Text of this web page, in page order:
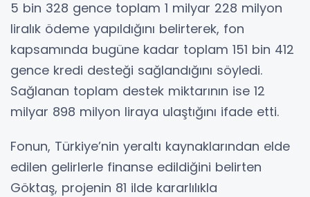
5 bin 328 gence toplam 1 milyar 228 milyon
liralık ödeme yapıldığını belirterek, fon
kapsamında bugüne kadar toplam 151 bin 412
gence kredi desteği sağlandığını söyledi.
Sağlanan toplam destek miktarının ise 12
milyar 898 milyon liraya ulaştığını ifade etti.
Fonun, Türkiye’nin yeraltı kaynaklarından elde
edilen gelirlerle finanse edildiğini belirten
Göktaş, projenin 81 ilde kararlılıkla